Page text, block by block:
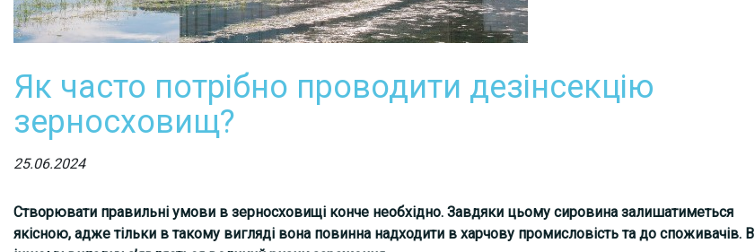
Як часто потрібно проводити дезінсекцію
зерносховищ?
25.06.2024
Створювати правильні умови в зерносховищі конче необхідно. Завдяки цьому сировина залишатиметься
якісною, адже тільки в такому вигляді вона повинна надходити в харчову промисловість та до споживачів. В